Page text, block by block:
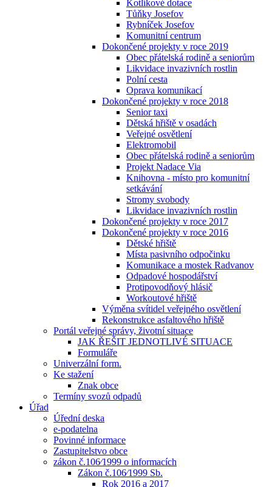
Kotlíkové dotace
Tůňky Josefov
Rybníček Josefov
Komunitní centrum
Dokončené projekty v roce 2019
Obec přátelská rodině a seniorům
Likvidace invazivních rostlin
Polní cesta
Oprava komunikací
Dokončené projekty v roce 2018
Senior taxi
Dětská hřiště v osadách
Veřejné osvětlení
Elektromobil
Obec přátelská rodině a seniorům
Projekt Nadace Via
Knihovna - místo pro komunitní
setkávání
Stromy svobody
Likvidace invazivních rostlin
Dokončené projekty v roce 2017
Dokončené projekty v roce 2016
Dětské hřiště
Místa pasivního odpočinku
Komunikace a mostek Radvanov
Odpadové hospodářství
Protipovodňový hlásič
Workoutové hřiště
Výměna svítidel veřejného osvětlení
Rekonstrukce asfaltového hřiště
Portál veřejné správy, životní situace
JAK ŘEŠIT JEDNOTLIVÉ SITUACE
Formuláře
Univerzální form.
Ke stažení
Znak obce
Termíny svozů odpadů
Úřad
Úřední deska
e-podatelna
Povinné informace
Zastupitelstvo obce
zákon č.106⁄1999 o informacích
Zákon č.106⁄1999 Sb.
Rok 2016 a 2017